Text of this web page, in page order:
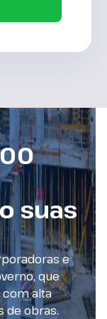
suas
e
que
alta
de obras.